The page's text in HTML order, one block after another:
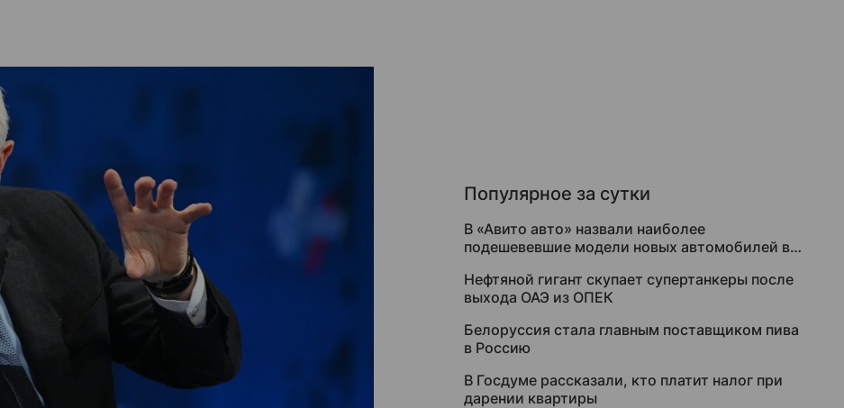
Популярное за сутки
В «Авито авто» назвали наиболее
подешевевшие модели новых автомобилей в
Нефтяной гигант скупает супертанкеры после
выхода ОАЭ из ОПЕК
Белоруссия стала главным поставщиком пива
в Россию
В Госдуме рассказали, кто платит налог при
дарении квартиры